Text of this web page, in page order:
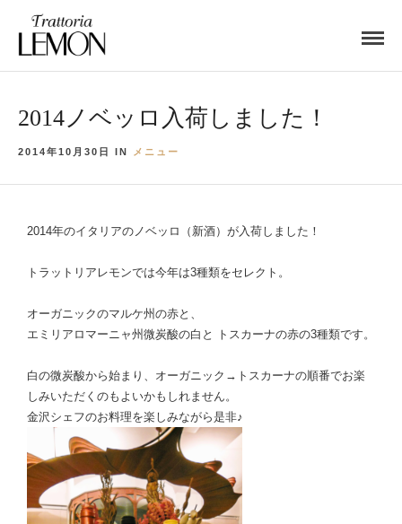
2014ノベッロ入荷しました！
2014年10月30日 IN メニュー
2014年のイタリアのノベッロ（新酒）が入荷しました！
トラットリアレモンでは今年は3種類をセレクト。
オーガニックのマルケ州の赤と、
エミリアロマーニャ州微炭酸の白と
トスカーナの赤の3種類です。
白の微炭酸から始まり、オーガニック→トスカーナの順番でお楽
しみいただくのもよいかもしれません。
金沢シェフのお料理を楽しみながら是非♪